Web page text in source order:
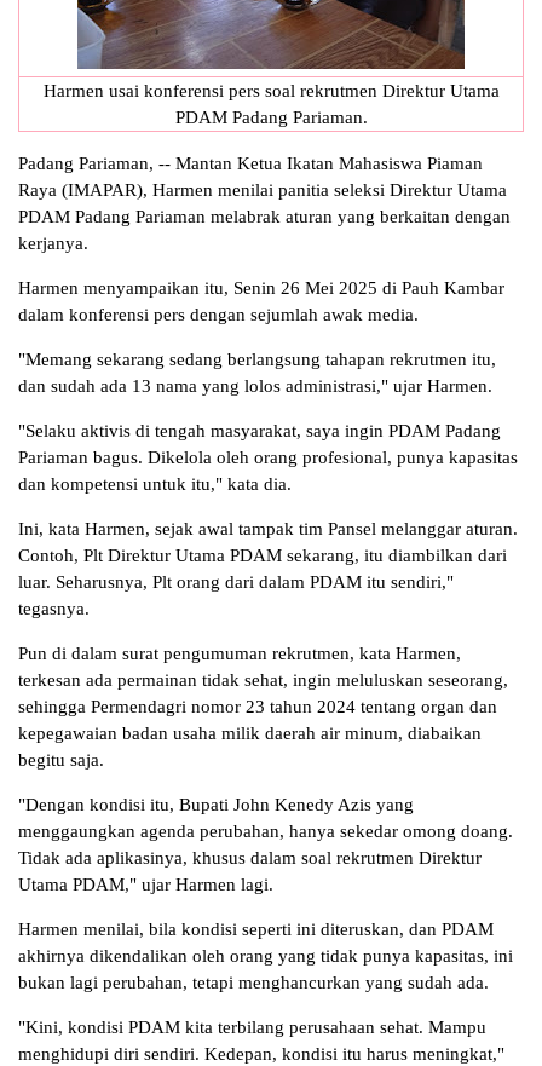
Harmen usai konferensi pers soal rekrutmen Direktur Utama
PDAM Padang Pariaman.
Padang Pariaman, -- Mantan Ketua Ikatan Mahasiswa Piaman
Raya (IMAPAR), Harmen menilai panitia seleksi Direktur Utama
PDAM Padang Pariaman melabrak aturan yang berkaitan dengan
kerjanya.
Harmen menyampaikan itu, Senin 26 Mei 2025 di Pauh Kambar
dalam konferensi pers dengan sejumlah awak media.
"Memang sekarang sedang berlangsung tahapan rekrutmen itu,
dan sudah ada 13 nama yang lolos administrasi," ujar Harmen.
"Selaku aktivis di tengah masyarakat, saya ingin PDAM Padang
Pariaman bagus. Dikelola oleh orang profesional, punya kapasitas
dan kompetensi untuk itu," kata dia.
Ini, kata Harmen, sejak awal tampak tim Pansel melanggar aturan.
Contoh, Plt Direktur Utama PDAM sekarang, itu diambilkan dari
luar. Seharusnya, Plt orang dari dalam PDAM itu sendiri,"
tegasnya.
Pun di dalam surat pengumuman rekrutmen, kata Harmen,
terkesan ada permainan tidak sehat, ingin meluluskan seseorang,
sehingga Permendagri nomor 23 tahun 2024 tentang organ dan
kepegawaian badan usaha milik daerah air minum, diabaikan
begitu saja.
"Dengan kondisi itu, Bupati John Kenedy Azis yang
menggaungkan agenda perubahan, hanya sekedar omong doang.
Tidak ada aplikasinya, khusus dalam soal rekrutmen Direktur
Utama PDAM," ujar Harmen lagi.
Harmen menilai, bila kondisi seperti ini diteruskan, dan PDAM
akhirnya dikendalikan oleh orang yang tidak punya kapasitas, ini
bukan lagi perubahan, tetapi menghancurkan yang sudah ada.
"Kini, kondisi PDAM kita terbilang perusahaan sehat. Mampu
menghidupi diri sendiri. Kedepan, kondisi itu harus meningkat,"